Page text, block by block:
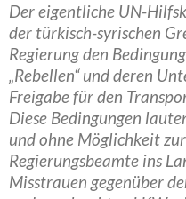
Der eigentliche UN-
der türkisch-syrischen
Regierung den
„Rebellen“ und deren
Freigabe für den
Diese Bedingungen
und ohne Möglichkeit
Regierungsbeamte ins
Misstrauen gegenüber